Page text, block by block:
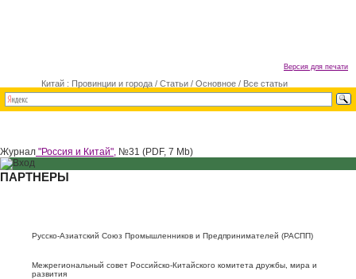
Версия для печати
Китай : Провинции и города / Статьи / Основное / Все статьи
Журнал "Россия и Китай", №31 (PDF, 7 Mb)
ПАРТНЕРЫ
Русско-Азиатский Союз Промышленников и Предпринимателей (РАСПП)
Межрегиональный совет Российско-Китайского комитета дружбы, мира и
развития